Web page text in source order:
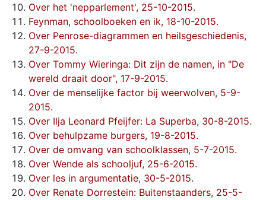
Over het 'nepparlement', 25-10-2015.
Feynman, schoolboeken en ik, 18-10-2015.
Over Penrose-diagrammen en heilsgeschiedenis,
27-9-2015.
Over Tommy Wieringa: Dit zijn de namen, in "De
wereld draait door", 17-9-2015.
Over de menselijke factor bij weerwolven, 5-9-
2015.
Over Ilja Leonard Pfeijfer: La Superba, 30-8-2015.
Over behulpzame burgers, 19-8-2015.
Over de omvang van schoolklassen, 5-7-2015.
Over Wende als schooljuf, 25-6-2015.
Over les in argumentatie, 30-5-2015.
Over Renate Dorrestein: Buitenstaanders, 25-5-